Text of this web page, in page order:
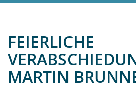
FEIERLICHE
MARTIN